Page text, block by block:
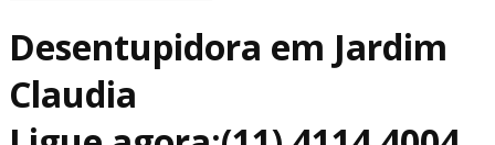
Desentupidora em Jardim
Claudia